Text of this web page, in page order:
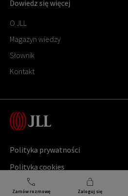
Zamów rozmowę Zaloguj się
Dowiedz się więcej
O JLL
Magazyn wiedzy
Słownik
Kontakt
Copyright © Jones Lang LaSalle
Polityka prywatności
Polityka cookies